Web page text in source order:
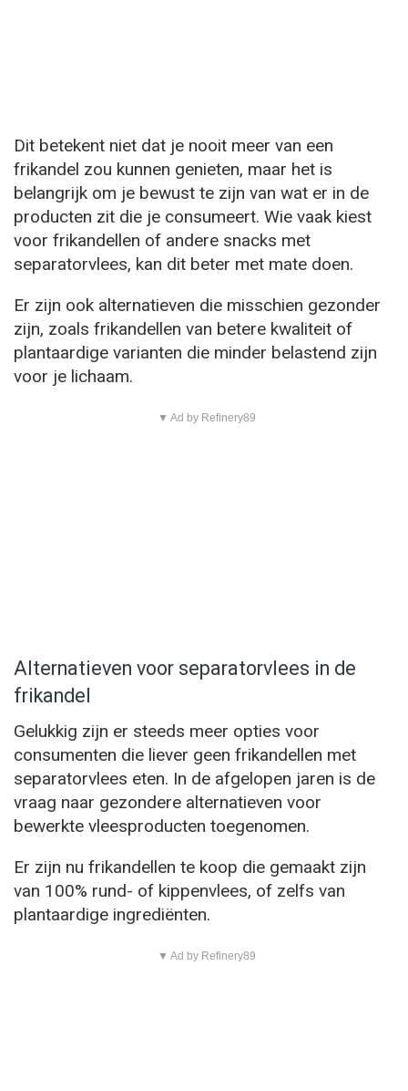
Dit betekent niet dat je nooit meer van een
frikandel zou kunnen genieten, maar het is
belangrijk om je bewust te zijn van wat er in de
producten zit die je consumeert. Wie vaak kiest
voor frikandellen of andere snacks met
separatorvlees, kan dit beter met mate doen.
Er zijn ook alternatieven die misschien gezonder
zijn, zoals frikandellen van betere kwaliteit of
plantaardige varianten die minder belastend zijn
voor je lichaam.
▼ Ad by Refinery89
Alternatieven voor separatorvlees in de
frikandel
Gelukkig zijn er steeds meer opties voor
consumenten die liever geen frikandellen met
separatorvlees eten. In de afgelopen jaren is de
vraag naar gezondere alternatieven voor
bewerkte vleesproducten toegenomen.
Er zijn nu frikandellen te koop die gemaakt zijn
van 100% rund- of kippenvlees, of zelfs van
plantaardige ingrediënten.
▼ Ad by Refinery89